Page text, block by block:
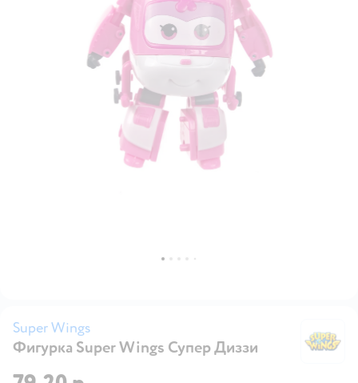
Super Wings
Фигурка Super Wings Супер Диззи